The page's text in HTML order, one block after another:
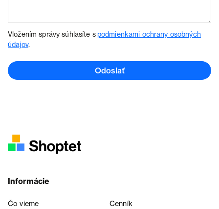
Vložením správy súhlasíte spodmienkami ochrany osobných
údajov.
Odoslať
Informácie
Čo vieme
Cenník